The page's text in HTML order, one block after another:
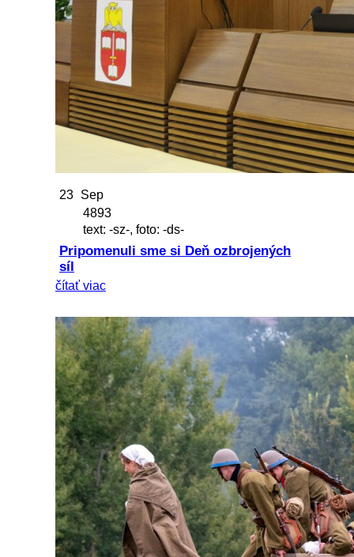
23 Sep
4893
text: -sz-, foto: -ds-
Pripomenuli sme si Deň ozbrojených
síl
čítať viac